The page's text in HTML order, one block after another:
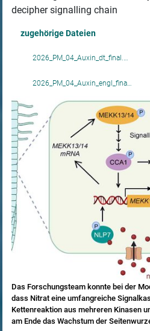
decipher signalling chain
zugehörige Dateien
2026_PM_04_Auxin_dt_final.…
2026_PM_04_Auxin_engl_fina…
Das Forschungsteam konnte bei der
dass Nitrat eine umfangreiche
Kettenreaktion aus mehreren Kinasen
am Ende das Wachstum der